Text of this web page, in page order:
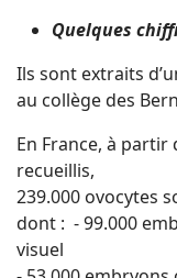
Quelques
Ils sont extraits
au collège des
En France, à partir
recueillis,
239.000 ovocytes
dont : - 99.000
visuel